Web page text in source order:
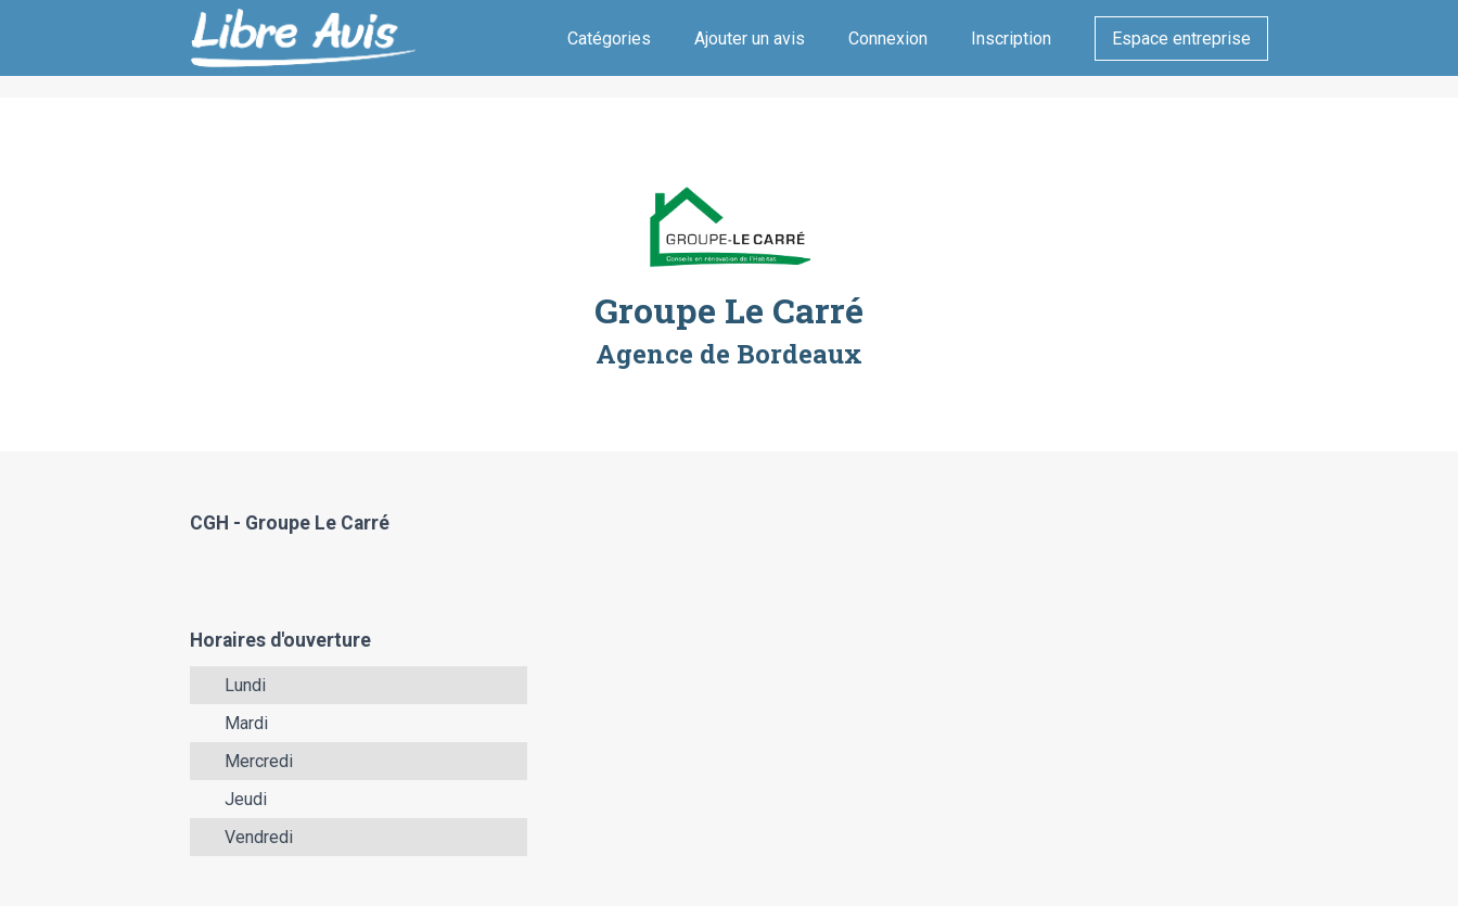
Catégories Ajouter un avis Connexion Inscription Espace entreprise
Groupe Le Carré
Agence de Bordeaux
CGH - Groupe Le Carré
Horaires d'ouverture
Lundi
Mardi
Mercredi
Jeudi
Vendredi